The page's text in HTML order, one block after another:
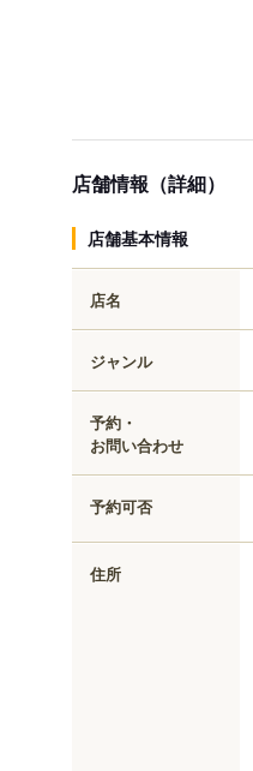
店舗情報（詳細）
店舗基本情報
店名
ジャンル
予約・
お問い合わせ
予約可否
住所